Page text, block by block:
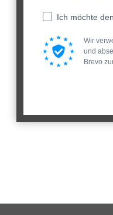
Ich möchte
Wir
und
Brevo